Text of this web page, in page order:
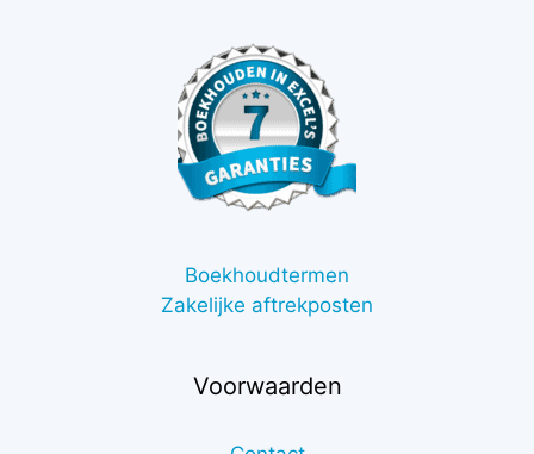
Boekhoudtermen
Zakelijke aftrekposten
Voorwaarden